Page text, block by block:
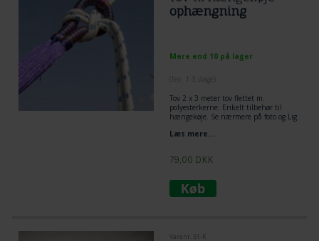
ophængning
Mere end 10 på lager
Tov 2 x 3 meter tov flettet m.
polyesterkerne. Enkelt tilbehør til
hængekøje. Se nærmere på foto og Lig
flagknob mellem hængekøje og tov.
Læs mere...
79,00 DKK
Varenr. 51-K